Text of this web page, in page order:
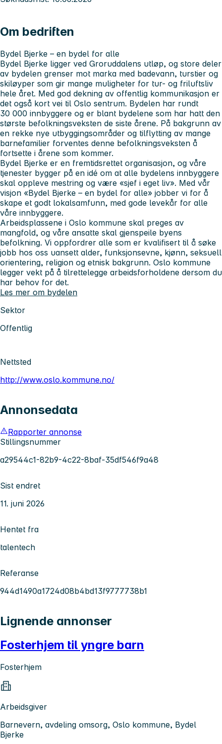
Om bedriften
Bydel Bjerke – en bydel for alle
Bydel Bjerke ligger ved Groruddalens utløp, og store deler
av bydelen grenser mot marka med badevann, turstier og
skiløyper som gir mange muligheter for tur- og friluftsliv
hele året. Med god dekning av offentlig kommunikasjon er
det også kort vei til Oslo sentrum. Bydelen har rundt
30 000 innbyggere og er blant bydelene som har hatt den
største befolkningsveksten de siste årene. På bakgrunn av
en rekke nye utbyggingsområder og tilflytting av mange
barnefamilier forventes denne befolkningsveksten å
fortsette i årene som kommer.
Bydel Bjerke er en fremtidsrettet organisasjon, og våre
tjenester bygger på en idé om at alle bydelens innbyggere
skal oppleve mestring og være «sjef i eget liv». Med vår
visjon «Bydel Bjerke – en bydel for alle» jobber vi for å
skape et godt lokalsamfunn, med gode levekår for alle
våre innbyggere.
Arbeidsplassene i Oslo kommune skal preges av
mangfold, og våre ansatte skal gjenspeile byens
befolkning. Vi oppfordrer alle som er kvalifisert til å søke
jobb hos oss uansett alder, funksjonsevne, kjønn, seksuell
orientering, religion og etnisk bakgrunn. Oslo kommune
legger vekt på å tilrettelegge arbeidsforholdene dersom du
har behov for det.
Les mer om bydelen
Sektor
Offentlig
Nettsted
http://www.oslo.kommune.no/
Annonsedata
Rapporter annonse
Stillingsnummer
a29544c1-82b9-4c22-8baf-35df546f9a48
Sist endret
11. juni 2026
Hentet fra
talentech
Referanse
944d1490a1724d08b4bd13f9777738b1
Lignende annonser
Fosterhjem til yngre barn
Fosterhjem
Arbeidsgiver
Barnevern, avdeling omsorg, Oslo kommune, Bydel
Bjerke